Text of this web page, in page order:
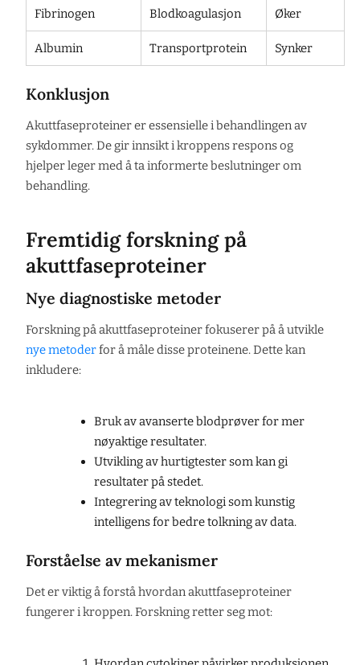
Fibrinogen Blodkoagulasjon Øker
Albumin Transportprotein Synker
Konklusjon
Akuttfaseproteiner er essensielle i behandlingen av
sykdommer. De gir innsikt i kroppens respons og
hjelper leger med å ta informerte beslutninger om
behandling.
Fremtidig forskning på
akuttfaseproteiner
Nye diagnostiske metoder
Forskning på akuttfaseproteiner fokuserer på å utvikle
nye metoderfor å måle disse proteinene. Dette kan
inkludere:
Bruk av avanserte blodprøver for mer
nøyaktige resultater.
Utvikling av hurtigtester som kan gi
resultater på stedet.
Integrering av teknologi som kunstig
intelligens for bedre tolkning av data.
Forståelse av mekanismer
Det er viktig å forstå hvordan akuttfaseproteiner
fungerer i kroppen. Forskning retter seg mot: